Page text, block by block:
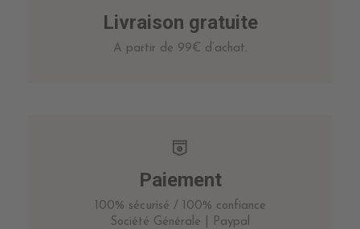
Livraison gratuite
A partir de 99€ d’achat.
Paiement
100% sécurisé / 100% confiance
Société Générale | Paypal